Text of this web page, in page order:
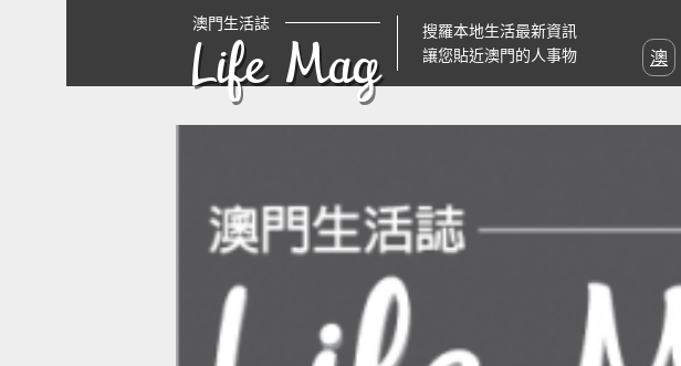
澳門生活誌
Life Mag
搜羅本地生活最新資訊
讓您貼近澳門的人事物